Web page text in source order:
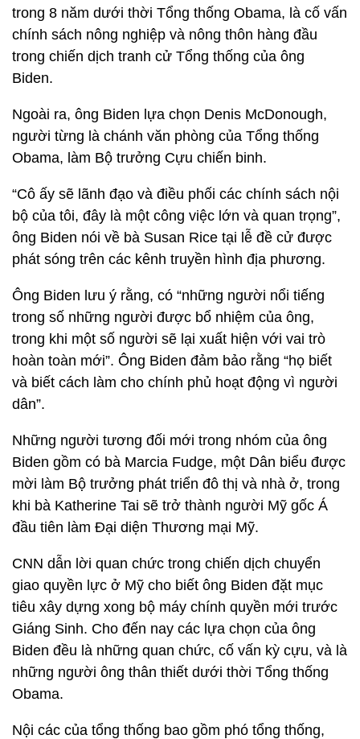
trong 8 năm dưới thời Tổng thống Obama, là cố vấn
chính sách nông nghiệp và nông thôn hàng đầu
trong chiến dịch tranh cử Tổng thống của ông
Biden.
Ngoài ra, ông Biden lựa chọn Denis McDonough,
người từng là chánh văn phòng của Tổng thống
Obama, làm Bộ trưởng Cựu chiến binh.
“Cô ấy sẽ lãnh đạo và điều phối các chính sách nội
bộ của tôi, đây là một công việc lớn và quan trọng”,
ông Biden nói về bà Susan Rice tại lễ đề cử được
phát sóng trên các kênh truyền hình địa phương.
Ông Biden lưu ý rằng, có “những người nổi tiếng
trong số những người được bổ nhiệm của ông,
trong khi một số người sẽ lại xuất hiện với vai trò
hoàn toàn mới”. Ông Biden đảm bảo rằng “họ biết
và biết cách làm cho chính phủ hoạt động vì người
dân”.
Những người tương đối mới trong nhóm của ông
Biden gồm có bà Marcia Fudge, một Dân biểu được
mời làm Bộ trưởng phát triển đô thị và nhà ở, trong
khi bà Katherine Tai sẽ trở thành người Mỹ gốc Á
đầu tiên làm Đại diện Thương mại Mỹ.
CNN dẫn lời quan chức trong chiến dịch chuyển
giao quyền lực ở Mỹ cho biết ông Biden đặt mục
tiêu xây dựng xong bộ máy chính quyền mới trước
Giáng Sinh. Cho đến nay các lựa chọn của ông
Biden đều là những quan chức, cố vấn kỳ cựu, và là
những người ông thân thiết dưới thời Tổng thống
Obama.
Nội các của tổng thống bao gồm phó tổng thống,